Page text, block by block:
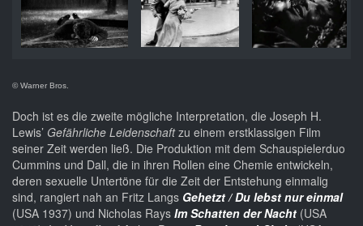
© Warner Bros.
Doch ist es die zweite mögliche Interpretation, die Joseph H.
Lewis’ Gefährliche Leidenschaftzu einem erstklassigen Film
seiner Zeit werden ließ. Die Produktion mit dem Schauspielerduo
Cummins und Dall, die in ihren Rollen eine Chemie entwickeln,
deren sexuelle Untertöne für die Zeit der Entstehung einmalig
sind, rangiert nah an Fritz Langs Gehetzt / Du lebst nur einmal
(USA 1937) und Nicholas Rays Im Schatten der Nacht (USA